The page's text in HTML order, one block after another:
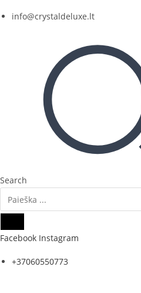
Skipinfo@crystaldeluxe.lt
Search
Facebook Instagram
+37060550773